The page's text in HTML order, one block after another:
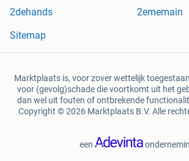
2dehands
2ememain
Sitemap
Marktplaats is, voor zover wettelijk
voor (gevolg)schade die voortkomt uit het
dan wel uit fouten of ontbrekende
Copyright © 2026 Marktplaats B.V. Alle
een